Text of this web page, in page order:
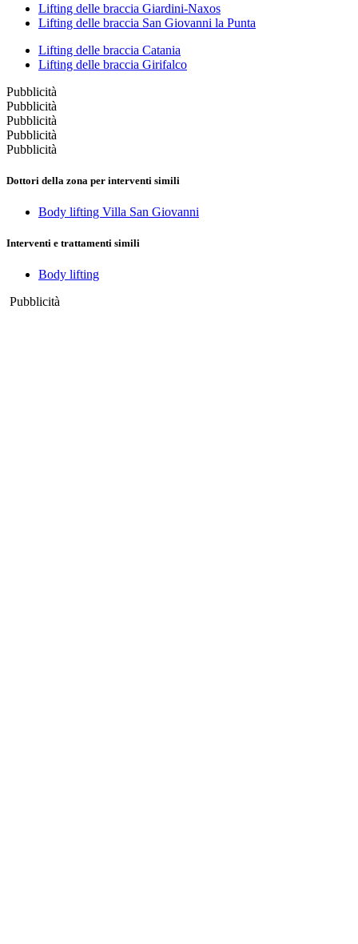
Lifting delle braccia Giardini-Naxos
Lifting delle braccia San Giovanni la Punta
Lifting delle braccia Catania
Lifting delle braccia Girifalco
Pubblicità
Pubblicità
Pubblicità
Pubblicità
Pubblicità
Dottori della zona per interventi simili
Body lifting Villa San Giovanni
Interventi e trattamenti simili
Body lifting
Pubblicità